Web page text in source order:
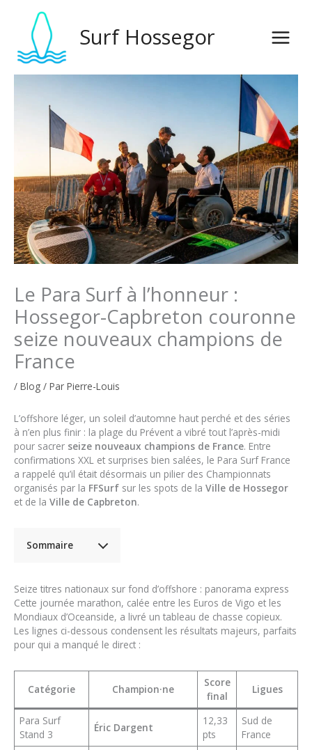
contenu
Surf Hossegor
Le Para Surf à l’honneur :
Hossegor-Capbreton couronne
seize nouveaux champions de
France
/ Blog / Par Pierre-Louis
L’offshore léger, un soleil d’automne haut perché et des séries
à n’en plus finir : la plage du Prévent a vibré tout l’après-midi
pour sacrer seize nouveaux champions de France. Entre
confirmations XXL et surprises bien salées, le Para Surf France
a rappelé qu’il était désormais un pilier des Championnats
organisés par la FFSurf sur les spots de la Ville de Hossegor
et de la Ville de Capbreton.
Sommaire
Seize titres nationaux sur fond d’offshore : panorama express
Cette journée marathon, calée entre les Euros de Vigo et les
Mondiaux d’Oceanside, a livré un tableau de chasse copieux.
Les lignes ci-dessous condensent les résultats majeurs, parfaits
pour qui a manqué le direct :
Catégorie Champion·ne
Score
final
Ligues
Para Surf
Stand 3
Éric Dargent
12,33
pts
Sud de
France